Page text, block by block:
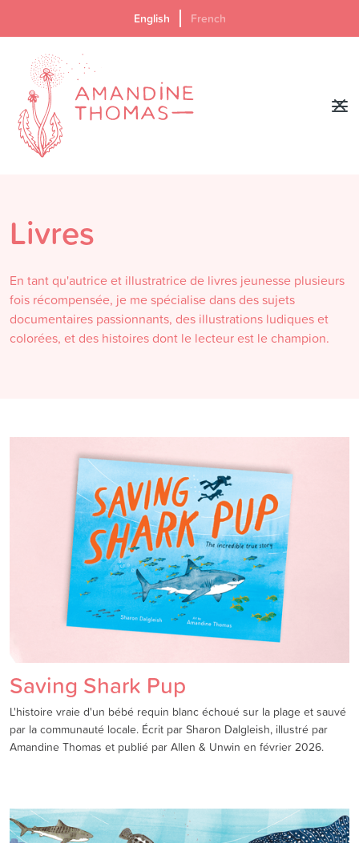
English French
Livres
En tant qu'autrice et illustratrice de livres jeunesse plusieurs
fois récompensée, je me spécialise dans des sujets
documentaires passionnants, des illustrations ludiques et
colorées, et des histoires dont le lecteur est le champion.
Saving Shark Pup
L'histoire vraie d'un bébé requin blanc échoué sur la plage et sauvé
par la communauté locale. Écrit par Sharon Dalgleish, illustré par
Amandine Thomas et publié par Allen & Unwin en février 2026.